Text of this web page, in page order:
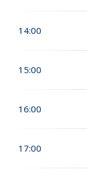
14:00
15:00
16:00
17:00